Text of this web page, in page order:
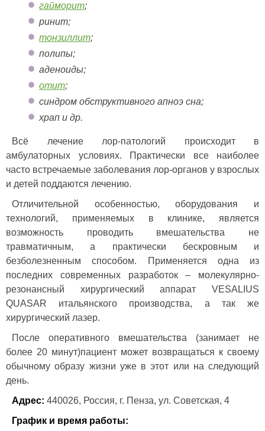
гайморит;
ринит;
тонзиллит;
полипы;
аденоиды;
отит;
синдром обструктивного апноэ сна;
храп и др.
Всё лечение лор-патологий происходит в
амбулаторных условиях. Практически все наиболее
часто встречаемые заболевания лор-органов у взрослых
и детей поддаются лечению.
Отличительной особенностью, оборудования и
технологий, применяемых в клинике, является
возможность проводить вмешательства не
травматичным, а практически бескровным и
безболезненным способом. Применяется одна из
последних современных разработок – молекулярно-
резонансный хирургический аппарат VESALIUS
QUASAR итальянского производства, а так же
хирургический лазер.
После оперативного вмешательства (занимает не
более 20 минут)пациент может возвращаться к своему
обычному образу жизни уже в этот или на следующий
день.
Адрес: 440026, Россия, г. Пенза, ул. Советская, 4
График и время работы: